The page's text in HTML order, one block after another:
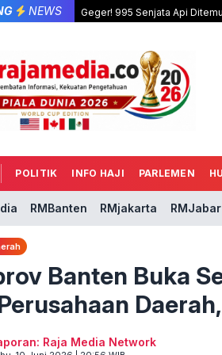
NEWS Geger! 995 Senjata Api
POLITIK INFO HAJI PARLEMEN
RMBanten RMjakarta RMJabar
Banten Buka
Raja Media Network